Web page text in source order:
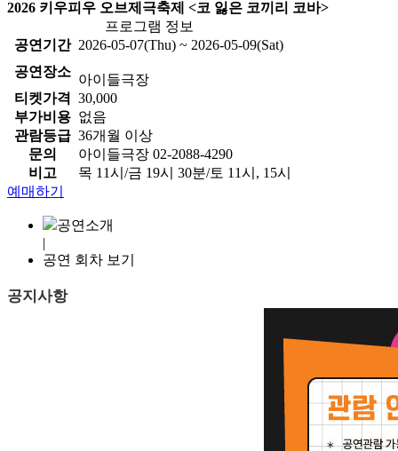
2026 키우피우 오브제극축제 <코 잃은 코끼리 코바>
프로그램 정보
공연기간 2026-05-07(Thu) ~ 2026-05-09(Sat)
공연장소
아이들극장
티켓가격 30,000
부가비용 없음
관람등급 36개월 이상
문의
아이들극장 02-2088-4290
비고
목 11시/금 19시 30분/토 11시, 15시
예매하기
공연소개
|
공연 회차 보기
공지사항